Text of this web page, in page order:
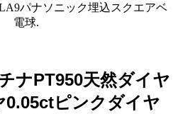
パナソニック埋込スクエアベ
電球.
ナPT950天然ダイヤ
0.05ctピンクダイヤ